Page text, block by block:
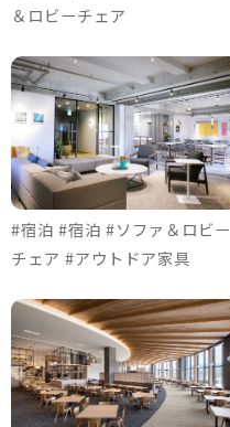
＆ロビーチェア
#宿泊 #宿泊 #ソファ＆ロビー
チェア #アウトドア家具